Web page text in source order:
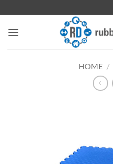
naar
inhoud
HOME /